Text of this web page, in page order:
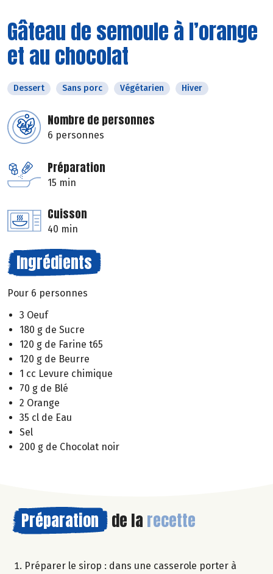
Gâteau de semoule à l’orange
et au chocolat
Dessert Sans porc Végétarien Hiver
Nombre de personnes
6 personnes
Préparation
15 min
Cuisson
40 min
Ingrédients
Pour 6 personnes
3 Oeuf
180 g de Sucre
120 g de Farine t65
120 g de Beurre
1 cc Levure chimique
70 g de Blé
2 Orange
35 cl de Eau
Sel
200 g de Chocolat noir
Préparation de la recette
Préparer le sirop : dans une casserole porter à